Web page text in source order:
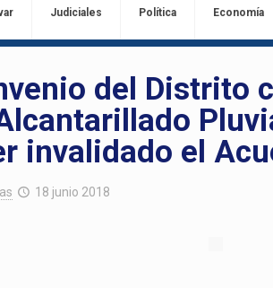
Judiciales Política Economía
del Distrito
invalidado el
18 junio 2018